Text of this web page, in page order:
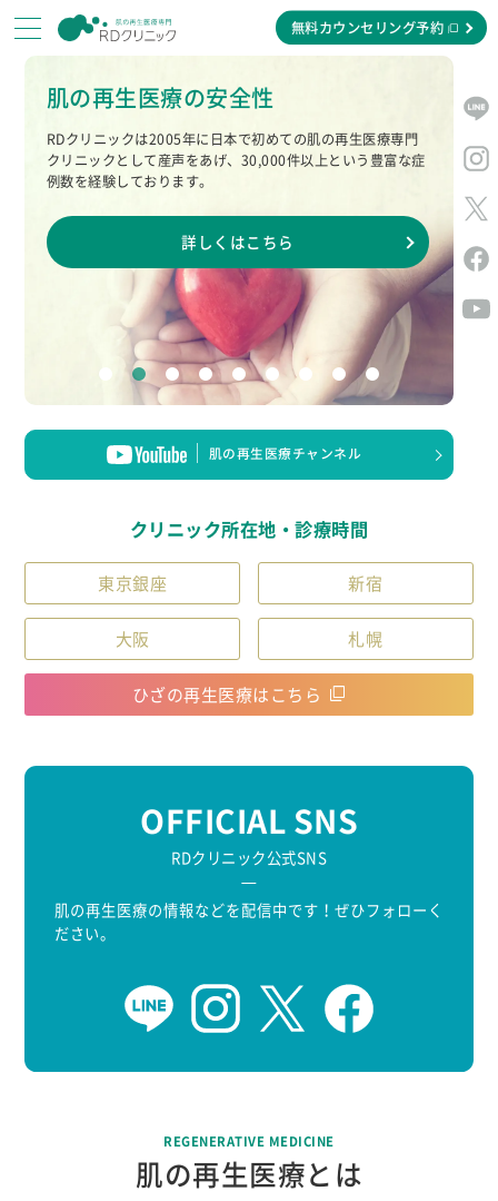
無料カウンセリング予約
肌の再生医療の安全性
RDクリニックは2005年に日本で初めての肌の再生医療専門
クリニックとして産声をあげ、30,000件以上という豊富な症
例数を経験しております。
詳しくはこちら
RDクリニックでは、
一緒に働いてくださる
スタッフを募集中！！
ご興味のある方は、是非お気軽に
お問い合わせください。
SKIN COLUMNS
肌についての情報
満載のコラム。
治療を受けたスタ
ッフのアンケート
コラム掲載中！
詳しくはこちら
肌の再生医療
です
肌の再生医療とは
肌の再生医療とは、肌の“真皮”部分
にある
化症状が起こる前の肌本来の状態に
戻す治療です。
詳しくはこちら
です
RDクリニックの
まずは、カウンセリングでご納得い
ただけるまでご相談ください。
カウンセリングルームは完全個室と
なっており、プライベートは守られ
肌の再生医療チャンネル
クリニック所在地・診療時間
東京銀座 新宿
大阪 札幌
ひざの再生医療はこちら
OFFICIAL SNS
RDクリニック公式SNS
肌の再生医療の情報などを配信中です！ぜひフォローく
ださい。
REGENERATIVE MEDICINE
肌の再生医療とは